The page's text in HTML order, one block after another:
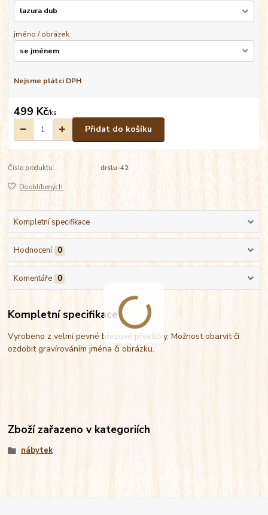
jméno / obrázek
Nejsme plátci DPH
499 Kč/ks
Přidat do košíku
Číslo produktu: drslu-42
Do oblíbených
Kompletní specifikace
Hodnocení 0
Komentáře 0
Kompletní specifikace
Vyrobeno z velmi pevné březové překližky. Možnost obarvit či
ozdobit gravírováním jména či obrázku.
Zboží zařazeno v kategoriích
nábytek